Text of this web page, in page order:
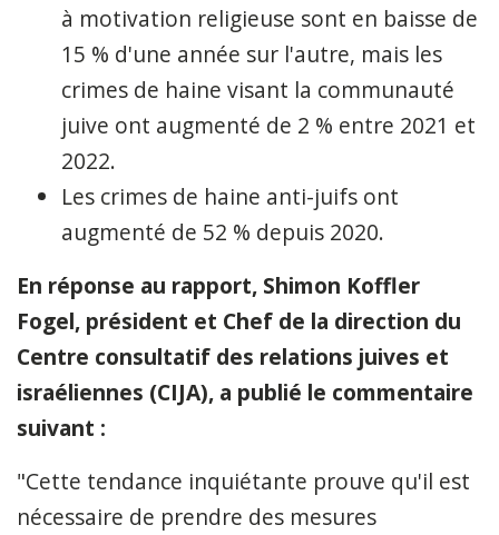
à motivation religieuse sont en baisse de
15 % d'une année sur l'autre, mais les
crimes de haine visant la communauté
juive ont augmenté de 2 % entre 2021 et
2022.
Les crimes de haine anti-juifs ont
augmenté de 52 % depuis 2020.
En réponse au rapport, Shimon Koffler
Fogel, président et Chef de la direction du
Centre consultatif des relations juives et
israéliennes (CIJA), a publié le commentaire
suivant :
"Cette tendance inquiétante prouve qu'il est
nécessaire de prendre des mesures